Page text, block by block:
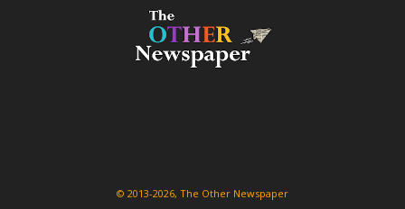
© 2013-2026, The Other Newspaper